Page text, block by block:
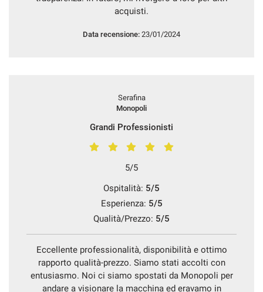
acquisti.
Data recensione: 23/01/2024
Serafina
Monopoli
Grandi Professionisti
5/5
Ospitalità: 5/5
Esperienza: 5/5
Qualità/Prezzo: 5/5
Eccellente professionalità, disponibilità e ottimo
rapporto qualità-prezzo. Siamo stati accolti con
entusiasmo. Noi ci siamo spostati da Monopoli per
andare a visionare la macchina ed eravamo in